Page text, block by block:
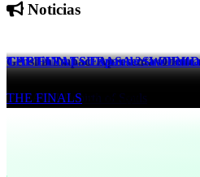
Noticias
Genshin Impact Apresenta Odette
Genshin Impact -22 secs ago
CAPTAIN TSUBASA 2: WORLD
BLEACH Rebirth of Souls
THE FINALS Expande Sua Linha
THE FINALS 22 hrs ago